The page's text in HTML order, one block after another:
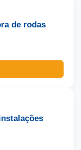
de rodas